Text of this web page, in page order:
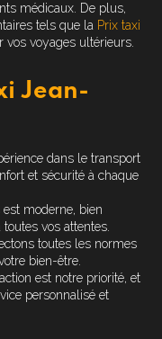
médicaux. De plus,
tels que la Prix taxi
vos voyages ultérieurs.
Jean-
dans le transport
et sécurité à chaque
moderne, bien
vos attentes.
toutes les normes
bien-être.
est notre priorité, et
personnalisé et